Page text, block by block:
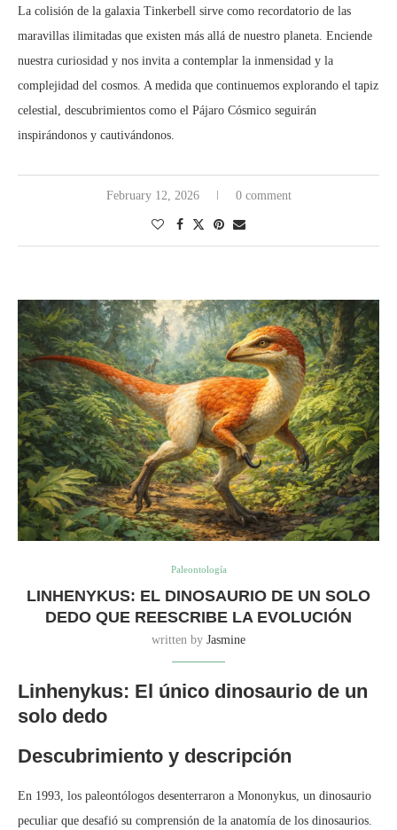
La colisión de la galaxia Tinkerbell sirve como recordatorio de las
maravillas ilimitadas que existen más allá de nuestro planeta. Enciende
nuestra curiosidad y nos invita a contemplar la inmensidad y la
complejidad del cosmos. A medida que continuemos explorando el tapiz
celestial, descubrimientos como el Pájaro Cósmico seguirán
inspirándonos y cautivándonos.
February 12, 2026 0 comment
Paleontología
LINHENYKUS: EL DINOSAURIO DE UN SOLO
DEDO QUE REESCRIBE LA EVOLUCIÓN
written by Jasmine
Linhenykus: El único dinosaurio de un
solo dedo
Descubrimiento y descripción
En 1993, los paleontólogos desenterraron a Mononykus, un dinosaurio
peculiar que desafió su comprensión de la anatomía de los dinosaurios.